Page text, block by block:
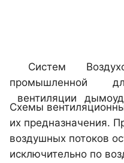
Систем
промышленной
вентиляции
Схемы
их предназначения.
воздушных потоков
исключительно по